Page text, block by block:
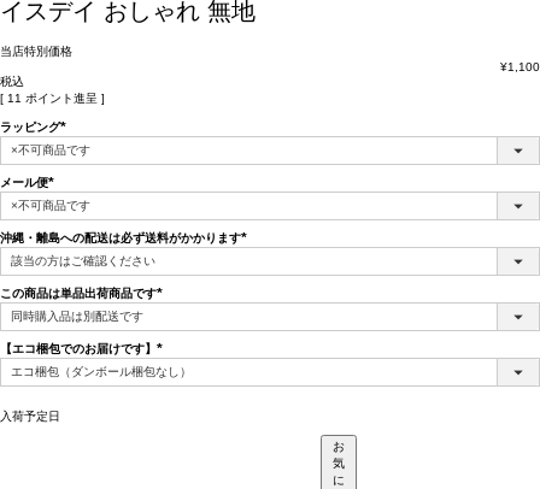
イスデイ おしゃれ 無地
当店特別価格
¥1,100
税込
[ 11 ポイント進呈 ]
ラッピング
(必
須)
メール便
(必
須)
沖縄・離島への配送は必ず送料がかかります
須)
この商品は単品出荷商品です
須)
【エコ梱包でのお届けです】
(必
須)
入荷予定日
お
気
に